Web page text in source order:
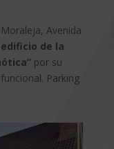
Avenida
de la
por su
Parking